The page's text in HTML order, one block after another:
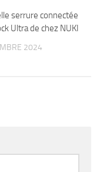
serrure connectée
Ultra de chez NUKI
2024